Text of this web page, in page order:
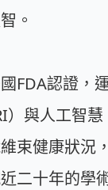
。
FDA認證，
）與人工智
束健康狀況
二十年的學